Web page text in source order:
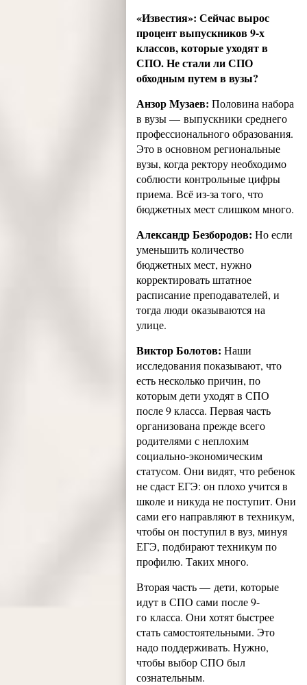
«Известия»: Сейчас вырос
процент выпускников 9-х
классов, которые уходят в
СПО. Не стали ли СПО
обходным путем в вузы?
Анзор Музаев:Половина набора
в вузы — выпускники среднего
профессионального образования.
Это в основном региональные
вузы, когда ректору необходимо
соблюсти контрольные цифры
приема. Всё из-за того, что
бюджетных мест слишком много.
Александр Безбородов:Но если
уменьшить количество
бюджетных мест, нужно
корректировать штатное
расписание преподавателей, и
тогда люди оказываются на
улице.
Виктор Болотов:Наши
исследования показывают, что
есть несколько причин, по
которым дети уходят в СПО
после 9 класса. Первая часть
организована прежде всего
родителями с неплохим
социально-экономическим
статусом. Они видят, что ребенок
не сдаст ЕГЭ: он плохо учится в
школе и никуда не поступит. Они
сами его направляют в техникум,
чтобы он поступил в вуз, минуя
ЕГЭ, подбирают техникум по
профилю. Таких много.
Вторая часть — дети, которые
идут в СПО сами после 9-
го класса. Они хотят быстрее
стать самостоятельными. Это
надо поддерживать. Нужно,
чтобы выбор СПО был
сознательным.